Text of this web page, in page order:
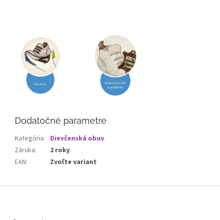
Dodatočné parametre
Kategória: Dievčenská obuv
Záruka:
2 roky
EAN: Zvoľte variant